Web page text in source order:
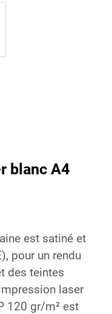
blanc A4
est satiné et
pour un rendu
des teintes
laser
120 gr/m² est